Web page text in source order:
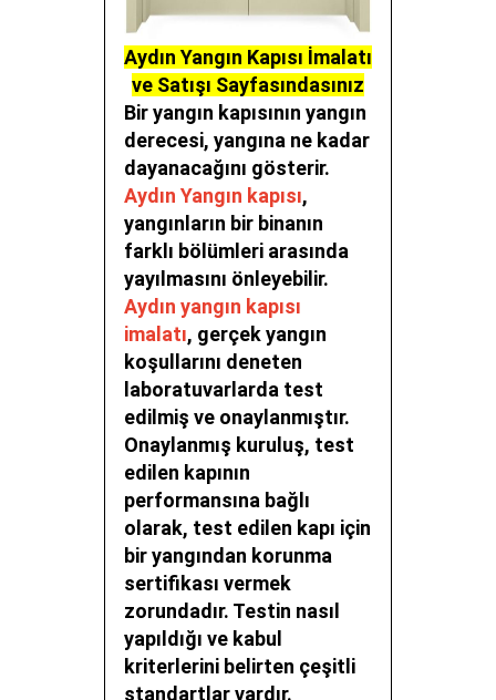
Aydın Yangın Kapısı İmalatı
ve Satışı Sayfasındasınız
Bir yangın kapısının yangın
derecesi, yangına ne kadar
dayanacağını gösterir.
Aydın Yangın kapısı,
yangınların bir binanın
farklı bölümleri arasında
yayılmasını önleyebilir.
Aydın yangın kapısı
imalatı, gerçek yangın
koşullarını deneten
laboratuvarlarda test
edilmiş ve onaylanmıştır.
Onaylanmış kuruluş, test
edilen kapının
performansına bağlı
olarak, test edilen kapı için
bir yangından korunma
sertifikası vermek
zorundadır. Testin nasıl
yapıldığı ve kabul
kriterlerini belirten çeşitli
standartlar vardır.